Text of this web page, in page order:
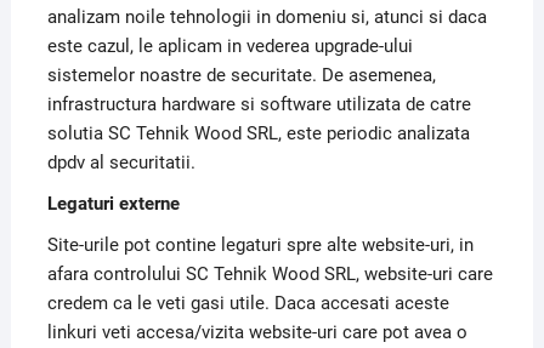
analizam noile tehnologii in domeniu si, atunci si daca
este cazul, le aplicam in vederea upgrade-ului
sistemelor noastre de securitate. De asemenea,
infrastructura hardware si software utilizata de catre
solutia SC Tehnik Wood SRL, este periodic analizata
dpdv al securitatii.
Legaturi externe
Site-urile pot contine legaturi spre alte website-uri, in
afara controlului SC Tehnik Wood SRL, website-uri care
credem ca le veti gasi utile. Daca accesati aceste
linkuri veti accesa/vizita website-uri care pot avea o